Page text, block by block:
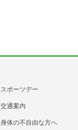
スポーツデー
交通案内
身体の不自由な方へ